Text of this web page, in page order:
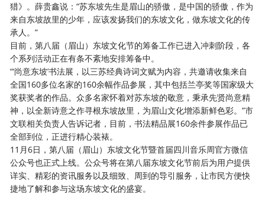
猎》。薛贵鑫说：“苏东坡先生是眉山的骄傲，是中国的骄傲，作为
来自东坡故里的少年，应该发扬我们的东坡文化，做东坡文化的传
承人。”
目前，第八届（眉山）东坡文化节的筹备工作已进入冲刺阶段，各
个系列活动正在有条不紊地安排筹备中。
“‘尚意东坡’书法展，以三苏经典诗词文赋为内容，共邀请收集来自
全国160多位名家的160余幅作品参展，其中包括兰亭奖等国家级大
奖获奖者的作品。众多名家怀着对苏东坡的敬意，秉承先贤尚意精
神，以全新诗意之作寻根东坡故里，为眉山文化增添新鲜色彩。”市
文联相关负责人告诉记者，目前，书法精品展160余件参展作品已
全部到位，正进行精心装裱。
11月6日，第八届（眉山）东坡文化节暨首届四川音乐周官方微信
公众号也正式上线。公众号将在第八届东坡文化节前后为用户提供
详实、精彩的资讯服务以及细致、周到的导引服务，让市民方便快
捷地了解和参与这场东坡文化的盛宴。